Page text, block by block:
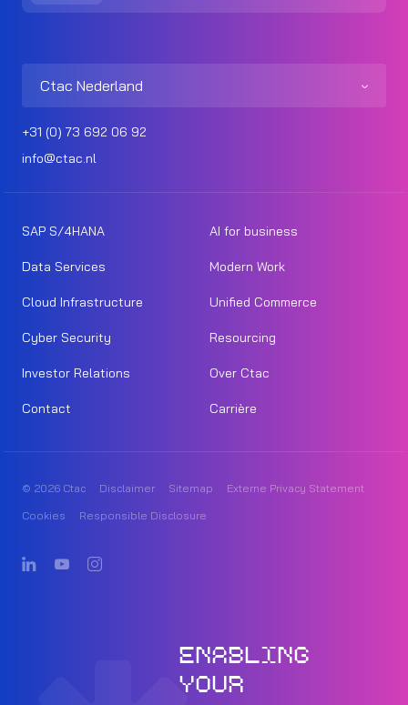
Ctac Nederland
+31 (0) 73 692 06 92
info@ctac.nl
SAP S/4HANA AI for business
Data Services Modern Work
Cloud Infrastructure Unified Commerce
Cyber Security Resourcing
Investor Relations Over Ctac
Contact Carrière
© 2026 Ctac Disclaimer Sitemap
Externe Privacy Statement
Cookies
Responsible Disclosure
ENABLING
YOUR